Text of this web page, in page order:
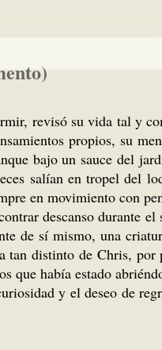
revisó su vida tal y
propios, su
bajo un sauce del
salían en tropel del
en movimiento con
descanso durante
de sí mismo, una
tan distinto de Chris,
que había estado
y el deseo de